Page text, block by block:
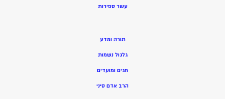
עשר ספירות
תורה ומדע
גלגול נשמות
חגים ומועדים
הרב אדם סיני